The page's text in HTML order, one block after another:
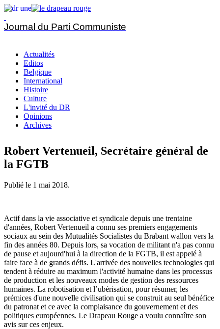
Journal du Parti Communiste
Actualités
Editos
Belgique
International
Histoire
Culture
L'invité du DR
Opinions
Archives
Robert Vertenueil, Secrétaire général de
la FGTB
Publié le 1 mai 2018.
Actif dans la vie associative et syndicale depuis une trentaine
d'années, Robert Vertenueil a connu ses premiers engagements
sociaux au sein des Mutualités Socialistes du Brabant wallon vers la
fin des années 80. Depuis lors, sa vocation de militant n'a pas connu
de pause et aujourd'hui à la direction de la FGTB, il est appelé à
faire face à de grands défis. L'arrivée des nouvelles technologies qui
tendent à réduire au maximum l'activité humaine dans les processus
de production et les nouveaux modes de gestion des ressources
humaines. La robotisation et l’ubérisation, pour résumer, les
prémices d'une nouvelle civilisation qui se construit au seul bénéfice
du patronat et ce avec la complaisance du gouvernement et des
politiques européennes. Le Drapeau Rouge a voulu connaître son
avis sur ces enjeux.